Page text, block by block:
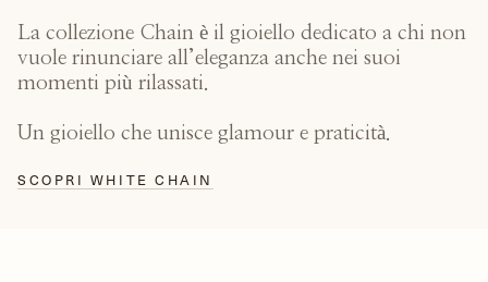
La collezione Chain è il gioiello dedicato a chi non
vuole rinunciare all’eleganza anche nei suoi
momenti più rilassati.
Un gioiello che unisce glamour e praticità.
SCOPRI WHITE CHAIN